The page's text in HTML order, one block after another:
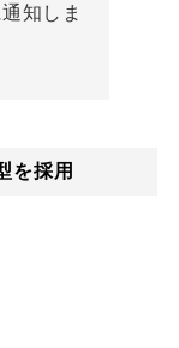
知しま
を採用